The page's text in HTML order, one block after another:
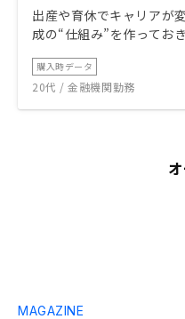
出産や育休でキャリアが
成の“仕組み”を作ってお
購入時データ
20代 / 金融機関勤務
MAGAZINE